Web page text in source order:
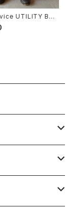
UTILITY BAK